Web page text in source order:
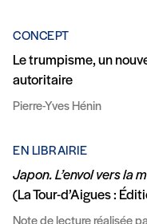
CONCEPT
Le trumpisme, un
autoritaire
Pierre-Yves Hénin
EN LIBRAIRIE
Japon. L’envol vers la
(La Tour-d’Aigues :